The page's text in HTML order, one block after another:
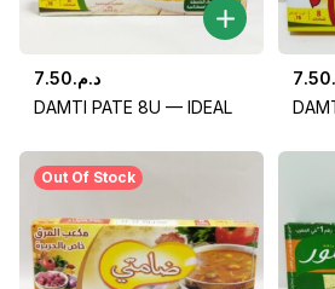
د.م.7.50
DAMTI PATE 8U — IDEAL
7.50
Out Of Stock